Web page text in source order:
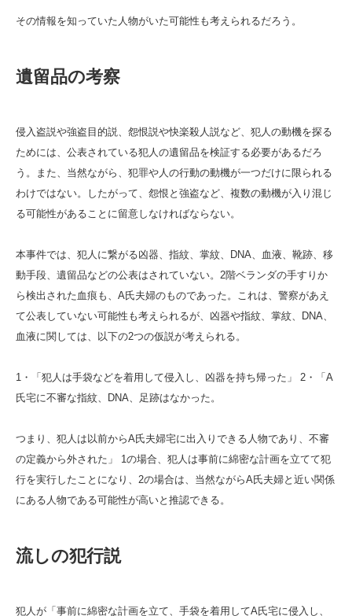
その情報を知っていた人物がいた可能性も考えられるだろう。
遺留品の考察
侵入盗説や強盗目的説、怨恨説や快楽殺人説など、犯人の動機を探る
ためには、公表されている犯人の遺留品を検証する必要があるだろ
う。また、当然ながら、犯罪や人の行動の動機が一つだけに限られる
わけではない。したがって、怨恨と強盗など、複数の動機が入り混じ
る可能性があることに留意しなければならない。
本事件では、犯人に繋がる凶器、指紋、掌紋、DNA、血液、靴跡、移
動手段、遺留品などの公表はされていない。2階ベランダの手すりか
ら検出された血痕も、A氏夫婦のものであった。これは、警察があえ
て公表していない可能性も考えられるが、凶器や指紋、掌紋、DNA、
血液に関しては、以下の2つの仮説が考えられる。
1・「犯人は手袋などを着用して侵入し、凶器を持ち帰った」 2・「A
氏宅に不審な指紋、DNA、足跡はなかった。
つまり、犯人は以前からA氏夫婦宅に出入りできる人物であり、不審
の定義から外された」 1の場合、犯人は事前に綿密な計画を立てて犯
行を実行したことになり、2の場合は、当然ながらA氏夫婦と近い関係
にある人物である可能性が高いと推認できる。
流しの犯行説
犯人が「事前に綿密な計画を立て、手袋を着用してA氏宅に侵入し、